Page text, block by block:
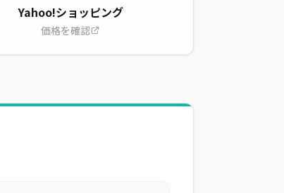
Yahoo!ショッピング
価格を確認